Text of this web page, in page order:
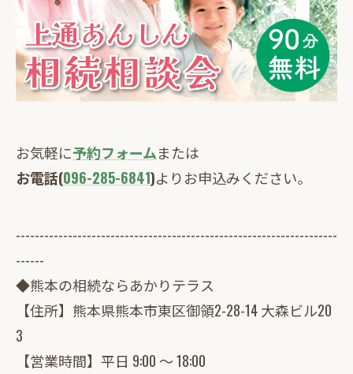
お気軽に予約フォームまたは
お電話(096-285-6841)よりお申込みください。
--------------------------------------------------------------------
------
◆熊本の相続ならあかりテラス
【住所】熊本県熊本市東区御領2-28-14 大森ビル20
3
【営業時間】平日 9:00 ～ 18:00